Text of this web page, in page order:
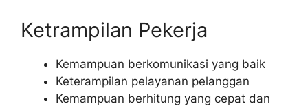
Ketrampilan Pekerja
Kemampuan berkomunikasi yang baik
Keterampilan pelayanan pelanggan
Kemampuan berhitung yang cepat dan